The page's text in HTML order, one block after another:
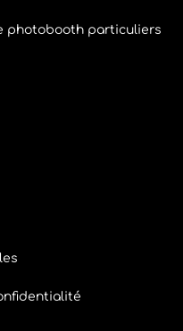
photobooth particuliers